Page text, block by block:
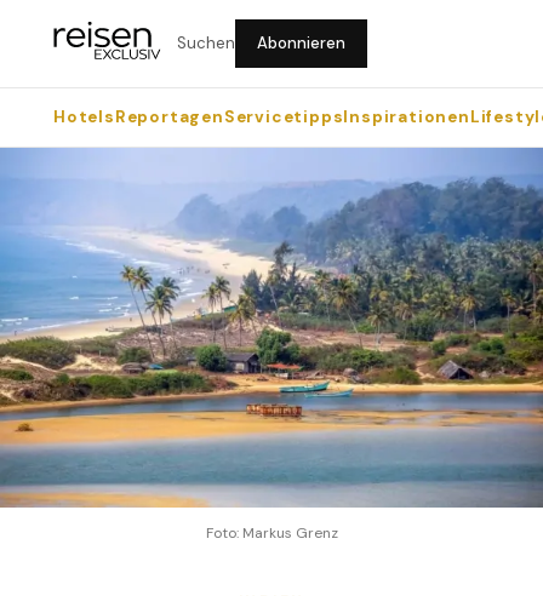
Suchen Abonnieren
HotelsReportagenServicetippsInspirationen
Foto: Markus Grenz